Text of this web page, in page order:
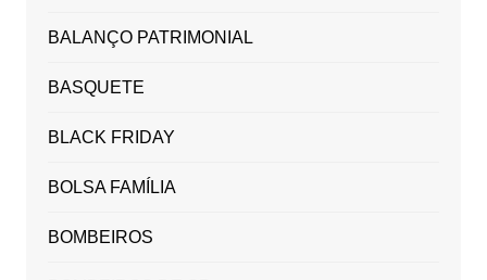
BALANÇO PATRIMONIAL
BASQUETE
BLACK FRIDAY
BOLSA FAMÍLIA
BOMBEIROS